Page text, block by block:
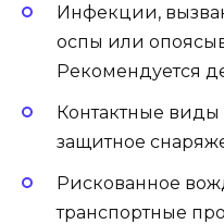
Инфекции,
оспы или
Рекомендуется
Контактные виды
защитное
Рискованное
транспортные